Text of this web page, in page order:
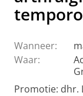
Wanneer:
Waar:
Promotie: dhr.